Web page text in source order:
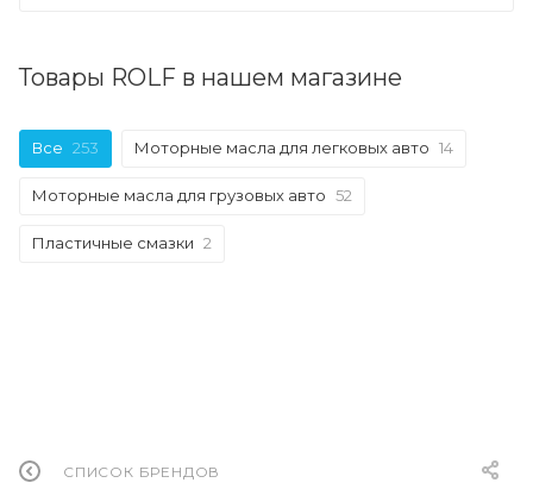
Товары ROLF в нашем магазине
Все 253 Моторные масла для легковых авто 14
Моторные масла для грузовых авто 52
Пластичные смазки 2
СПИСОК БРЕНДОВ